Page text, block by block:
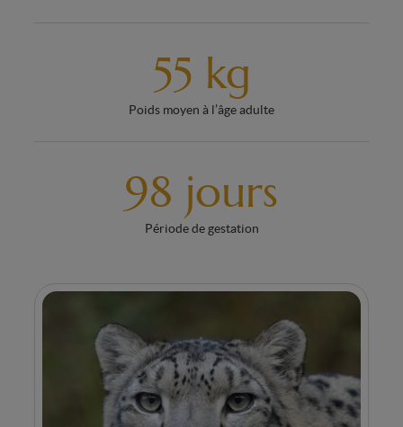
55 kg
Poids moyen à l’âge adulte
98 jours
Période de gestation